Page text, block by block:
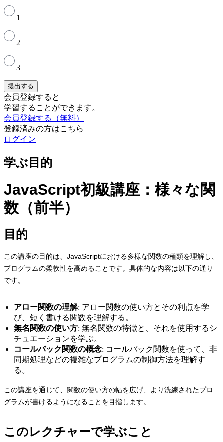
1
2
3
提出する
会員登録すると
学習することができます。
会員登録する（無料）
登録済みの方はこちら
ログイン
学ぶ目的
JavaScript初級講座：様々な関
数（前半）
目的
この講座の目的は、JavaScriptにおける多様な関数の種類を理解し、
プログラムの柔軟性を高めることです。具体的な内容は以下の通り
です。
アロー関数の理解: アロー関数の使い方とその利点を学
び、短く書ける関数を理解する。
無名関数の使い方: 無名関数の特徴と、それを使用するシ
チュエーションを学ぶ。
コールバック関数の概念: コールバック関数を使って、非
同期処理などの複雑なプログラムの制御方法を理解す
る。
この講座を通じて、関数の使い方の幅を広げ、より洗練されたプロ
グラムが書けるようになることを目指します。
このレクチャーで学ぶこと